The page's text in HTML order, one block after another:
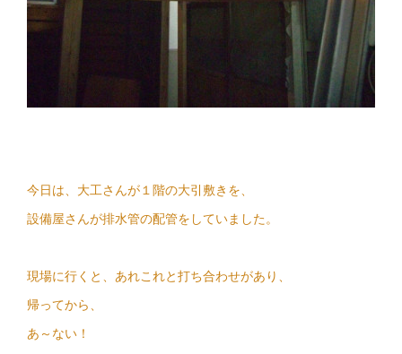
今日は、大工さんが１階の大引敷きを、
設備屋さんが排水管の配管をしていました。
現場に行くと、あれこれと打ち合わせがあり、
帰ってから、
あ～ない！